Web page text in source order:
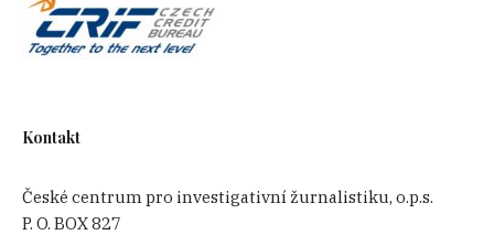
Kontakt
České centrum pro investigativní žurnalistiku, o.p.s.
P. O. BOX 827